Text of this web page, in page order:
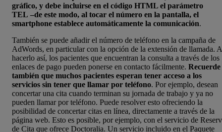
gráfico, y debe incluirse en el código HTML el parámetro
TEL –de este modo, al tocar el número en la pantalla, el
smartphone establece automáticamente la comunicación.
También se puede añadir el número de teléfono en la campaña de
AdWords, en particular con la opción de la extensión de llamada.
hacerlo así, los pacientes que encuentran la consulta a través de los
enlaces de pago pueden ponerse en contacto fácilmente. Recuerde
también que muchos pacientes esperan tener acceso a los
servicios sin tener que llamar por teléfono. Por ejemplo, desean
concertar una cita cuando terminan su jornada de trabajo y ya no
pueden llamar por teléfono. Puede resolver esto ofreciendo la
posibilidad de concertar citas en línea, directamente a través de la
página web. Esto es posible, por ejemplo, con el servicio de
de Cita que ofrece Doctoralia. Un servicio incluido en el Paquete